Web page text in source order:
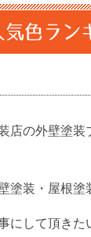
色ラン
の外壁塗装
装・屋根塗
にして頂き